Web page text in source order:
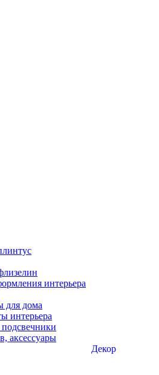
интерьера
для дома
интерьера
аксессуары